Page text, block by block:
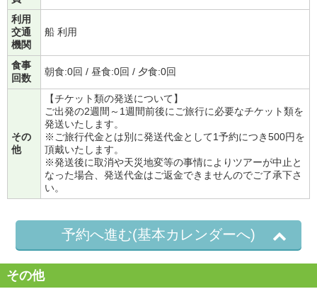
利用
交通
機関
船 利用
食事
回数
朝食:0回 / 昼食:0回 / 夕食:0回
その
他
【チケット類の発送について】
ご出発の2週間～1週間前後にご旅行に必要なチケット類を
発送いたします。
※ご旅行代金とは別に発送代金として1予約につき500円を
頂戴いたします。
※発送後に取消や天災地変等の事情によりツアーが中止と
なった場合、発送代金はご返金できませんのでご了承下さ
い。
予約へ進む(基本カレンダーへ)
その他